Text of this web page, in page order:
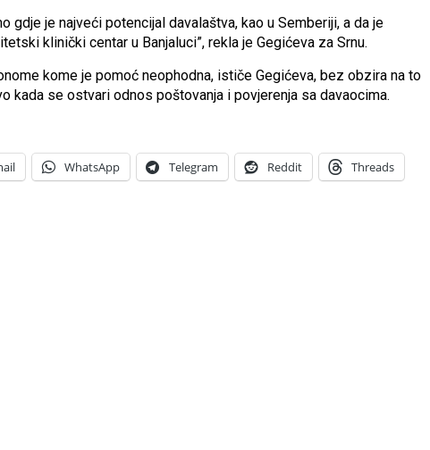
gdje je najveći potencijal davalaštva, kao u Semberiji, a da je
klinički centar u Banjaluci”, rekla je Gegićeva za Srnu.
kome je pomoć neophodna, ističe Gegićeva, bez obzira na to
kada se ostvari odnos poštovanja i povjerenja sa davaocima.
WhatsApp Telegram Reddit Threads